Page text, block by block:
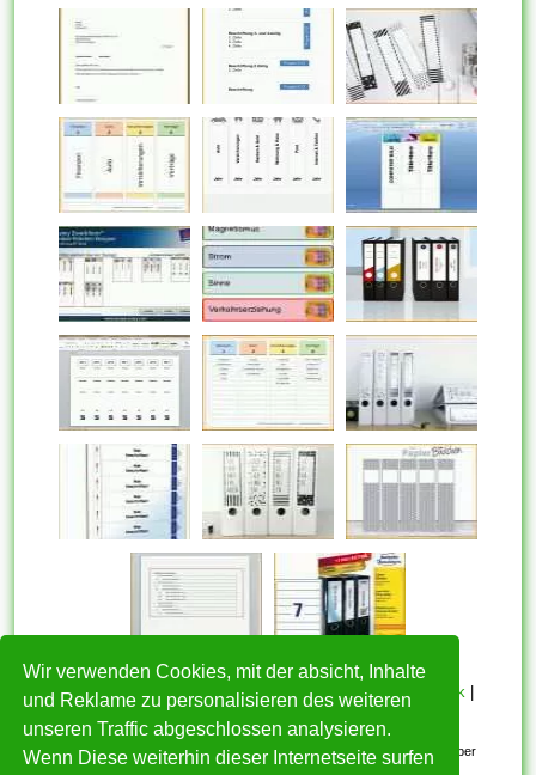
Wir verwenden Cookies, mit der absicht, Inhalte
und Reklame zu personalisieren des weiteren
unseren Traffic abgeschlossen analysieren.
Wenn Diese weiterhin dieser Internetseite surfen
HOME |Über mich| Datenschutzerklärung|Cookie Politik
Copyright
Nutzungsbedingungen
Alle eingereichten Inhalte bleiben dem ursprünglichen Copyright-Inhaber